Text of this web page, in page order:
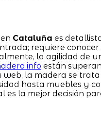
Cataluña es
requiere
la agilidad de
están
web, la madera se
hasta muebles y
es la mejor decisión